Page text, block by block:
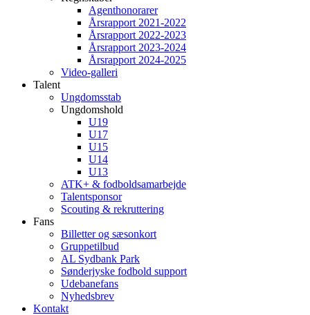
Agenthonorarer
Årsrapport 2021-2022
Årsrapport 2022-2023
Årsrapport 2023-2024
Årsrapport 2024-2025
Video-galleri
Talent
Ungdomsstab
Ungdomshold
U19
U17
U15
U14
U13
ATK+ & fodboldsamarbejde
Talentsponsor
Scouting & rekruttering
Fans
Billetter og sæsonkort
Gruppetilbud
AL Sydbank Park
Sønderjyske fodbold support
Udebanefans
Nyhedsbrev
Kontakt